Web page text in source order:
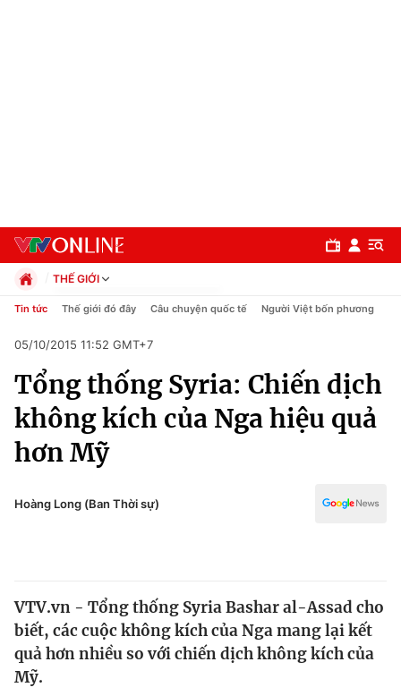
Chuyên mục
Chính trị
Xã hội
Pháp luật
Thế giới
Tin tức
Thế giới đó đây
Kinh tế
THẾ GIỚI
Chính trị
Pháp luật
Kinh tế
Thể thao
Truyền hình
Văn hóa - Giải trí
Công nghệ
Tin tức Thế giới đó đây Câu chuyện quốc tế Người Việt bốn phương
05/10/2015 11:52 GMT+7
Tổng thống Syria: Chiến dịch
không kích của Nga hiệu quả
hơn Mỹ
Hoàng Long (Ban Thời sự)
VTV.vn - Tổng thống Syria Bashar al-Assad cho
biết, các cuộc không kích của Nga mang lại kết
quả hơn nhiều so với chiến dịch không kích của
Mỹ.